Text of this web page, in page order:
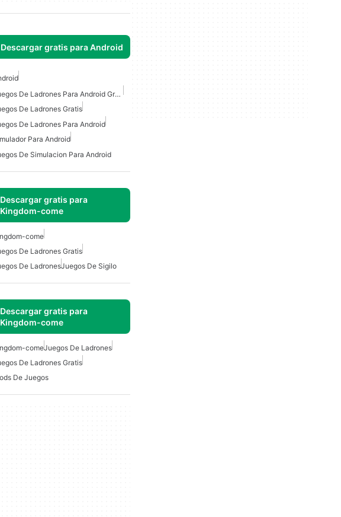
Descargar gratis para Android
Juegos De Ladrones Para Android Gratis
De Ladrones Gratis
De Ladrones Para Android
Para Android
De Simulacion Para Android
Descargar gratis para
Kingdom-come
come
De Ladrones Gratis
De LadronesJuegos De Sigilo
Descargar gratis para
Kingdom-come
comeJuegos De Ladrones
De Ladrones Gratis
De Juegos